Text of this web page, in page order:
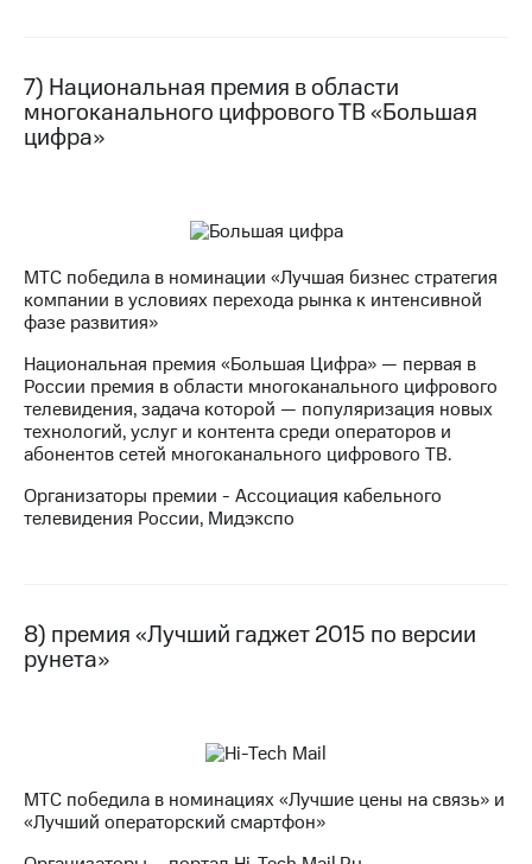
7) Национальная премия в области
многоканального цифрового ТВ «Большая
цифра»
МТС победила в номинации «Лучшая бизнес стратегия
компании в условиях перехода рынка к интенсивной
фазе развития»
Национальная премия «Большая Цифра» — первая в
России премия в области многоканального цифрового
телевидения, задача которой — популяризация новых
технологий, услуг и контента среди операторов и
абонентов сетей многоканального цифрового ТВ.
Организаторы премии - Ассоциация кабельного
телевидения России, Мидэкспо
8) премия «Лучший гаджет 2015 по версии
рунета»
МТС победила в номинациях «Лучшие цены на связь» и
«Лучший операторский смартфон»